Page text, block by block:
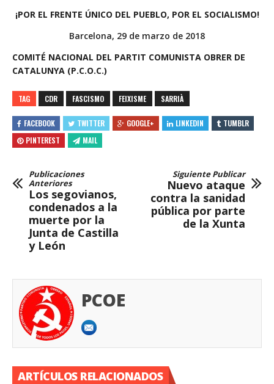
¡POR EL FRENTE ÚNICO DEL PUEBLO, POR EL SOCIALISMO!
Barcelona, 29 de marzo de 2018
COMITÉ NACIONAL DEL PARTIT COMUNISTA OBRER DE
CATALUNYA (P.C.O.C.)
TAG CDR FASCISMO FEIXISME SARRIÀ
FACEBOOK TWITTER GOOGLE+ LINKEDIN
TUMBLR
PINTEREST
MAIL
Publicaciones
Anteriores
Los segovianos,
condenados a la
muerte por la
Junta de Castilla
y León
Siguiente Publicar
Nuevo ataque
contra la sanidad
pública por parte
de la Xunta
PCOE
ARTÍCULOS RELACIONADOS